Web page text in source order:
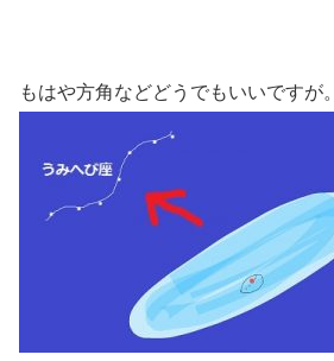
もはや方角などどうでもいいですが。